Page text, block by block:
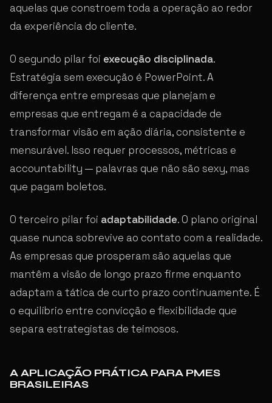
aquelas que constroem toda a operação ao redor
da experiência do cliente.
O segundo pilar foi execução disciplinada.
Estratégia sem execução é PowerPoint. A
diferença entre empresas que planejam e
empresas que entregam é a capacidade de
transformar visão em ação diária, consistente e
mensurável. Isso requer processos, métricas e
accountability — palavras que não são sexy, mas
que pagam boletos.
O terceiro pilar foi adaptabilidade. O plano original
quase nunca sobrevive ao contato com a realidade.
As empresas que prosperam são aquelas que
mantêm a visão de longo prazo firme enquanto
adaptam a tática de curto prazo continuamente. É
o equilíbrio entre convicção e flexibilidade que
separa estrategistas de teimosos.
A APLICAÇÃO PRÁTICA PARA PMES
BRASILEIRAS